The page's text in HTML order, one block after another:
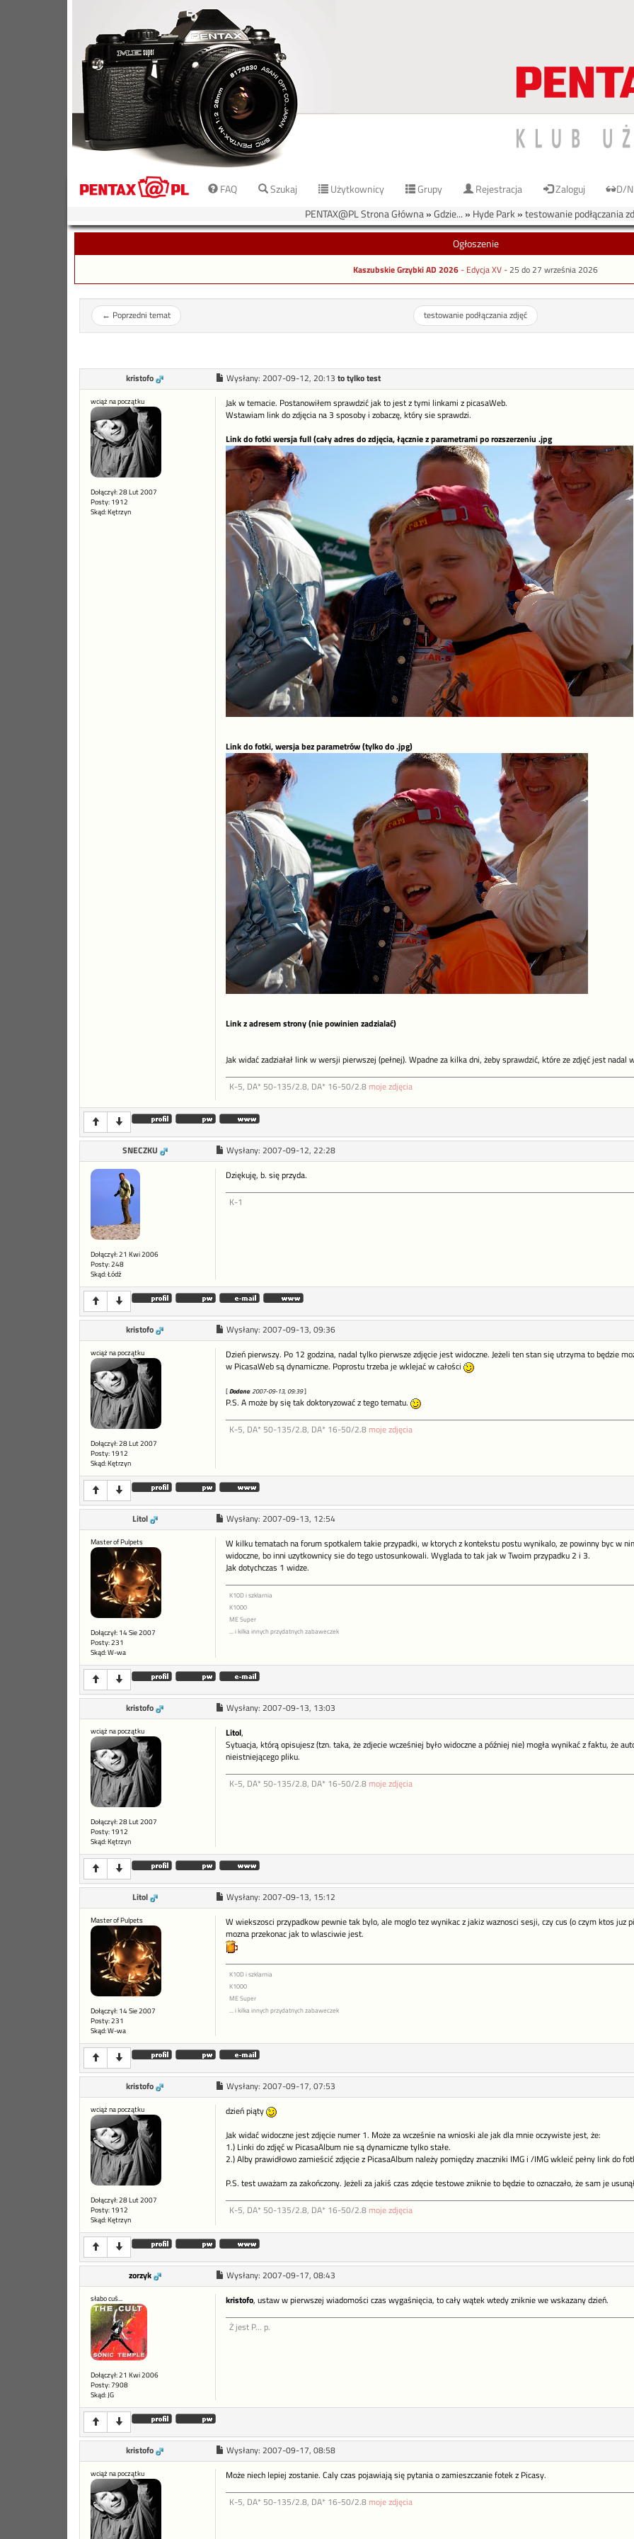
FAQ Szukaj Użytkownicy Grupy Rejestracja Zaloguj
D/N
PENTAX@PL Strona Główna»Gdzie... » Hyde Park»testowanie podłączania
Ogłoszenie
Kaszubskie Grzybki AD 2026- Edycja XV -25 do 27 września 2026
← Poprzedni temat testowanie podłączania zdjęć
kristofo Wysłany: 2007-09-12, 20:13 to tylko test
wciąż na początku
Dołączył: 28 Lut 2007
Posty: 1912
Skąd: Kętrzyn
Jak w temacie. Postanowiłem sprawdzić jak to jest z tymi linkami z picasaWeb.
Wstawiam link do zdjęcia na 3 sposoby i zobaczę, który sie sprawdzi.
Link do fotki wersja full (cały adres do zdjęcia, łącznie z parametrami po rozszerzeniu .jpg
Link do fotki, wersja bez parametrów (tylko do .jpg)
Link z adresem strony (nie powinien zadzialać)
Jak widać zadziałał link w wersji pierwszej (pełnej). Wpadne za kilka dni, żeby sprawdzić, które ze zdjęć jest nadal
K-5, DA* 50-135/2.8, DA* 16-50/2.8 moje zdjęcia
SNECZKU Wysłany: 2007-09-12, 22:28
Dołączył: 21 Kwi 2006
Posty: 248
Skąd: Łódź
Dziękuję, b. się przyda.
K-1
kristofo Wysłany: 2007-09-13, 09:36
wciąż na początku
Dołączył: 28 Lut 2007
Posty: 1912
Skąd: Kętrzyn
Dzień pierwszy. Po 12 godzina, nadal tylko pierwsze zdjęcie jest widoczne. Jeżeli ten stan się utrzyma to będzie
w PicasaWeb są dynamiczne. Poprostu trzeba je wklejać w całości
[Dodano: 2007-09-13, 09:39]
P.S. A może by się tak doktoryzować z tego tematu.
K-5, DA* 50-135/2.8, DA* 16-50/2.8 moje zdjęcia
Litol Wysłany: 2007-09-13, 12:54
Master of Pulpets
Dołączył: 14 Sie 2007
Posty: 231
Skąd: W-wa
W kilku tematach na forum spotkalem takie przypadki, w ktorych z kontekstu postu wynikalo, ze powinny byc w
widoczne, bo inni uzytkownicy sie do tego ustosunkowali. Wyglada to tak jak w Twoim przypadku 2 i 3.
Jak dotychczas 1 widze.
K10D i szklarnia
K1000
ME Super
... i kilka innych przydatnych zabaweczek
kristofo Wysłany: 2007-09-13, 13:03
wciąż na początku
Dołączył: 28 Lut 2007
Posty: 1912
Skąd: Kętrzyn
Litol,
Sytuacja, którą opisujesz (tzn. taka, że zdjecie wcześniej było widoczne a później nie) mogła wynikać z faktu, że
nieistniejącego pliku.
K-5, DA* 50-135/2.8, DA* 16-50/2.8 moje zdjęcia
Litol Wysłany: 2007-09-13, 15:12
Master of Pulpets
Dołączył: 14 Sie 2007
Posty: 231
Skąd: W-wa
W wiekszosci przypadkow pewnie tak bylo, ale moglo tez wynikac z jakiz waznosci sesji, czy cus (o czym ktos juz
mozna przekonac jak to wlasciwie jest.
K10D i szklarnia
K1000
ME Super
... i kilka innych przydatnych zabaweczek
kristofo Wysłany: 2007-09-17, 07:53
wciąż na początku
Dołączył: 28 Lut 2007
Posty: 1912
Skąd: Kętrzyn
dzień piąty
Jak widać widoczne jest zdjęcie numer 1. Może za wcześnie na wnioski ale jak dla mnie oczywiste jest, że:
1.) Linki do zdjęć w PicasaAlbum nie są dynamiczne tylko stałe.
2.) Alby prawidłowo zamieścić zdjęcie z PicasaAlbum należy pomiędzy znaczniki IMG i /IMG wkleić pełny link do
P.S. test uważam za zakończony. Jeżeli za jakiś czas zdęcie testowe zniknie to będzie to oznaczało, że sam je
K-5, DA* 50-135/2.8, DA* 16-50/2.8 moje zdjęcia
zorzyk Wysłany: 2007-09-17, 08:43
słabo cuś...
Dołączył: 21 Kwi 2006
Posty: 7908
Skąd: JG
kristofo, ustaw w pierwszej wiadomości czas wygaśnięcia, to cały wątek wtedy zniknie we wskazany dzień.
Ż jest P... p.
kristofo Wysłany: 2007-09-17, 08:58
wciąż na początku Może niech lepiej zostanie. Caly czas pojawiają się pytania o zamieszczanie fotek z Picasy.
K-5, DA* 50-135/2.8, DA* 16-50/2.8 moje zdjęcia